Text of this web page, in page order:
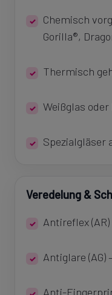
Chemisch
Gorilla®,
Thermisch
Weißglas
Spezialgläser
Veredelung &
Antireflex
Antiglare
Anti-